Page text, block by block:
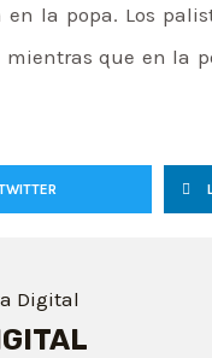
la popa. Los
que en la